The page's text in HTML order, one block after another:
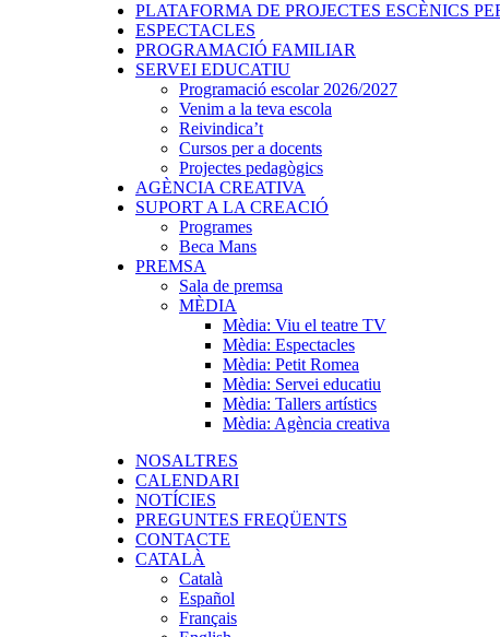
PLATAFORMA DE PROJECTES ESCÈNICS
ESPECTACLES
PROGRAMACIÓ FAMILIAR
SERVEI EDUCATIU
Programació escolar 2026/2027
Venim a la teva escola
Reivindica’t
Cursos per a docents
Projectes pedagògics
AGÈNCIA CREATIVA
SUPORT A LA CREACIÓ
Programes
Beca Mans
PREMSA
Sala de premsa
MÈDIA
Mèdia: Viu el teatre TV
Mèdia: Espectacles
Mèdia: Petit Romea
Mèdia: Servei educatiu
Mèdia: Tallers artístics
Mèdia: Agència creativa
NOSALTRES
CALENDARI
NOTÍCIES
PREGUNTES FREQÜENTS
CONTACTE
CATALÀ
Català
Español
Français